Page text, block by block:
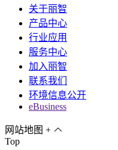
关于丽智
产品中心
行业应用
服务中心
加入丽智
联系我们
环境信息公开
eBusiness
网站地图 +
Top